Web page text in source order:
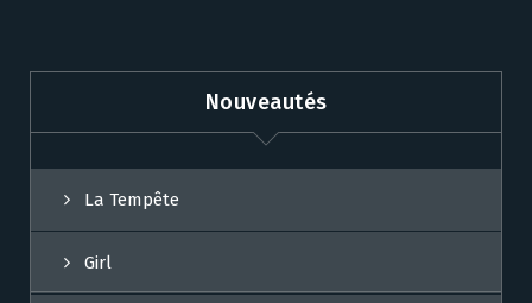
Nouveautés
La Tempête
Girl